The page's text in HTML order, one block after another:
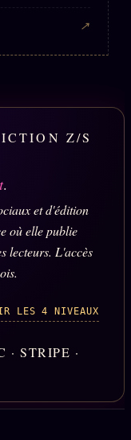
↗
Z/S
.
et d'édition
où elle publie
lecteurs. L'accès
LES 4 NIVEAUX
STRIPE ·